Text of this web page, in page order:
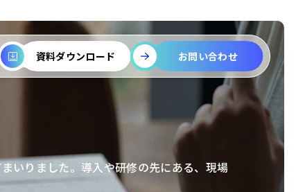
資料ダウンロード お問い合わせ
いりました。導入や研修の先にある、現場